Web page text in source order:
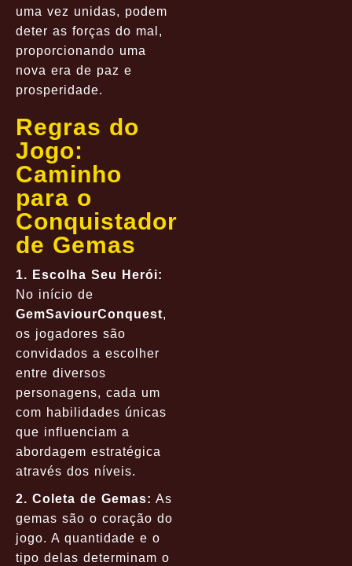
uma vez unidas, podem
deter as forças do mal,
proporcionando uma
nova era de paz e
prosperidade.
Regras do
Jogo:
Caminho
para o
Conquistador
de Gemas
1. Escolha Seu Herói:
No início de
GemSaviourConquest,
os jogadores são
convidados a escolher
entre diversos
personagens, cada um
com habilidades únicas
que influenciam a
abordagem estratégica
através dos níveis.
2. Coleta de Gemas: As
gemas são o coração do
jogo. A quantidade e o
tipo delas determinam o